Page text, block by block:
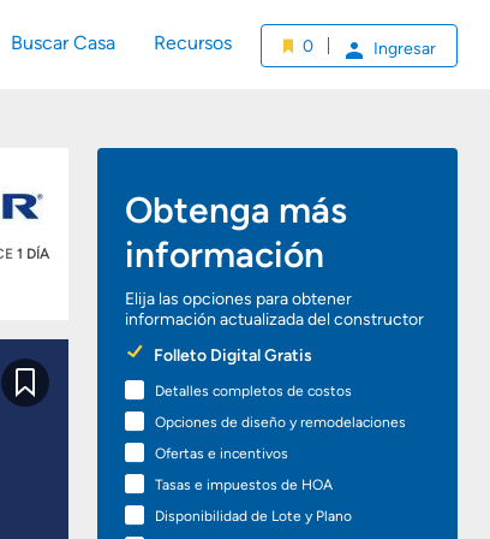
Buscar Casa Recursos 0 Ingresar
1 DÍA
Obtenga más
información
Elija las opciones para obtener
información actualizada del constructor
Preferred
Options
Folleto Digital Gratis
Detalles completos de costos
Opciones de diseño y remodelaciones
Ofertas e incentivos
Tasas e impuestos de HOA
Disponibilidad de Lote y Plano
Guardar